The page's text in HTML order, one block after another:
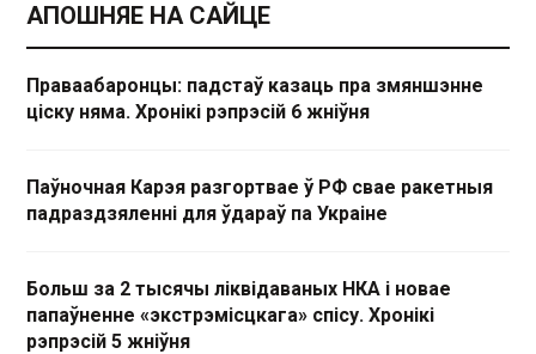
АПОШНЯЕ НА САЙЦЕ
Праваабаронцы: падстаў казаць пра змяншэнне
ціску няма. Хронікі рэпрэсій 6 жніўня
Паўночная Карэя разгортвае ў РФ свае ракетныя
падраздзяленні для ўдараў па Украіне
Больш за 2 тысячы ліквідаваных НКА і новае
папаўненне «экстрэмісцкага» спісу. Хронікі
рэпрэсій 5 жніўня